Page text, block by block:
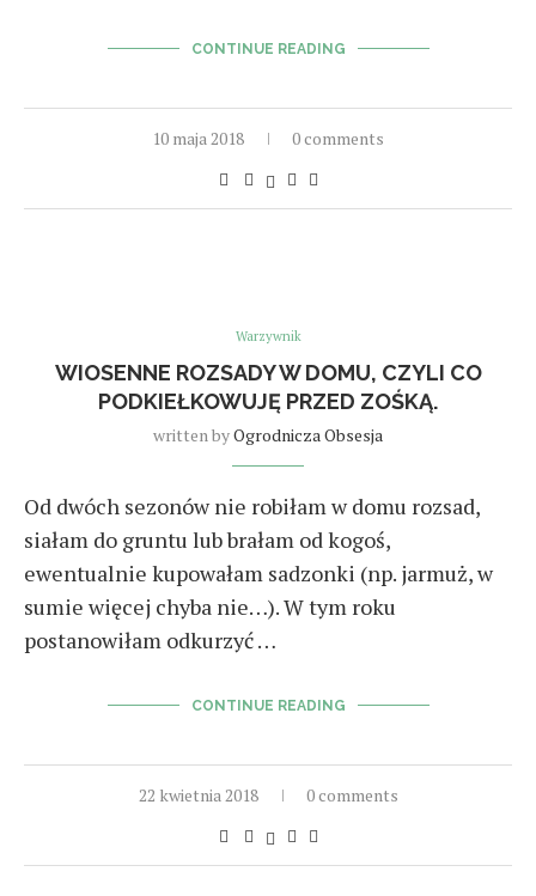
CONTINUE READING
10 maja 2018 0 comments
Warzywnik
WIOSENNE ROZSADY W DOMU, CZYLI CO
PODKIEŁKOWUJĘ PRZED ZOŚKĄ.
written byOgrodnicza Obsesja
Od dwóch sezonów nie robiłam w domu rozsad,
siałam do gruntu lub brałam od kogoś,
ewentualnie kupowałam sadzonki (np. jarmuż, w
sumie więcej chyba nie…). W tym roku
postanowiłam odkurzyć …
CONTINUE READING
22 kwietnia 2018 0 comments